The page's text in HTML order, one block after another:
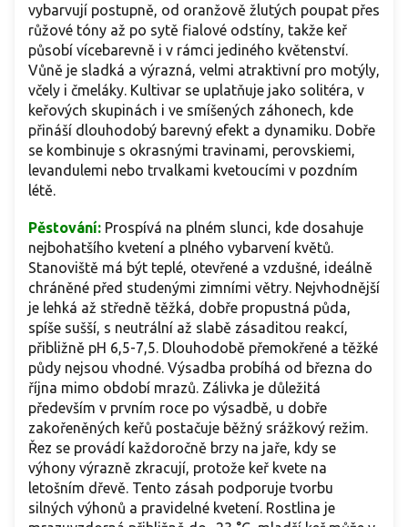
vybarvují postupně, od oranžově žlutých poupat přes
růžové tóny až po sytě fialové odstíny, takže keř
působí vícebarevně i v rámci jediného květenství.
Vůně je sladká a výrazná, velmi atraktivní pro motýly,
včely i čmeláky. Kultivar se uplatňuje jako solitéra, v
keřových skupinách i ve smíšených záhonech, kde
přináší dlouhodobý barevný efekt a dynamiku. Dobře
se kombinuje s okrasnými travinami, perovskiemi,
levandulemi nebo trvalkami kvetoucími v pozdním
létě.
Pěstování: Prospívá na plném slunci, kde dosahuje
nejbohatšího kvetení a plného vybarvení květů.
Stanoviště má být teplé, otevřené a vzdušné, ideálně
chráněné před studenými zimními větry. Nejvhodnější
je lehká až středně těžká, dobře propustná půda,
spíše sušší, s neutrální až slabě zásaditou reakcí,
přibližně pH 6,5-7,5. Dlouhodobě přemokřené a těžké
půdy nejsou vhodné. Výsadba probíhá od března do
října mimo období mrazů. Zálivka je důležitá
především v prvním roce po výsadbě, u dobře
zakořeněných keřů postačuje běžný srážkový režim.
Řez se provádí každoročně brzy na jaře, kdy se
výhony výrazně zkracují, protože keř kvete na
letošním dřevě. Tento zásah podporuje tvorbu
silných výhonů a pravidelné kvetení. Rostlina je